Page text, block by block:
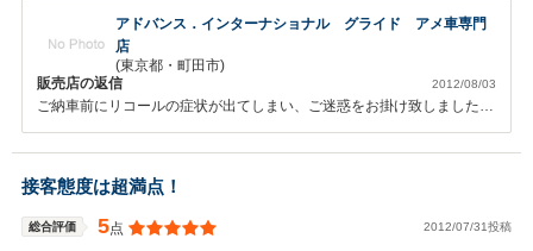
アドバンス．インターナショナル グライド アメ車専門
店
(東京都・町田市)
販売店の返信
2012/08/03
ご納車前にリコールの症状が出てしまい、ご迷惑をお掛け致しました。
ただ、今回の納車前整備でリコール対策済でございますので、安心して
お乗り頂けると思います。 ご納車が遅くなってしまいましたが、お車
はご満足頂けた様で大変嬉しく 思っております。 Y様は以前からアメ車
を所有されていたという事もあり、アメ車に関しては ご理解を頂けて
いると思っております。 まだまだ暑い日が続きますが今年は、新しい
チャレンジャーで楽しい夏の 満喫して下さいね！！ カスタムの事でも
接客態度は超満点！
総合評価 5点 2012/07/31投稿